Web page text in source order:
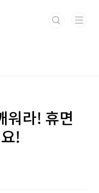
워라! 휴면
!